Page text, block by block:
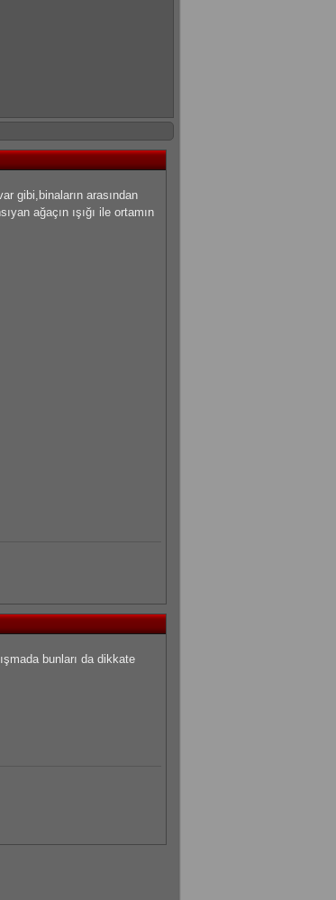
gibi,binaların arasından
ağaçın ışığı ile ortamın
bunları da dikkate